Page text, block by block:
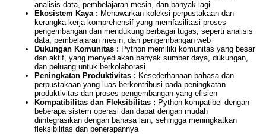
analisis data, pembelajaran mesin, dan banyak lagi
Ekosistem Kaya : Menawarkan koleksi perpustakaan dan
kerangka kerja komprehensif yang memfasilitasi proses
pengembangan dan mendukung berbagai tugas, seperti analisis
data, pembelajaran mesin, dan pengembangan web
Dukungan Komunitas : Python memiliki komunitas yang besar
dan aktif, yang menyediakan banyak sumber daya, dukungan,
dan peluang untuk berkolaborasi
Peningkatan Produktivitas : Kesederhanaan bahasa dan
perpustakaan yang luas berkontribusi pada peningkatan
produktivitas dan proses pengembangan yang efisien
Kompatibilitas dan Fleksibilitas : Python kompatibel dengan
beberapa sistem operasi dan dapat dengan mudah
diintegrasikan dengan bahasa lain, sehingga meningkatkan
fleksibilitas dan penerapannya